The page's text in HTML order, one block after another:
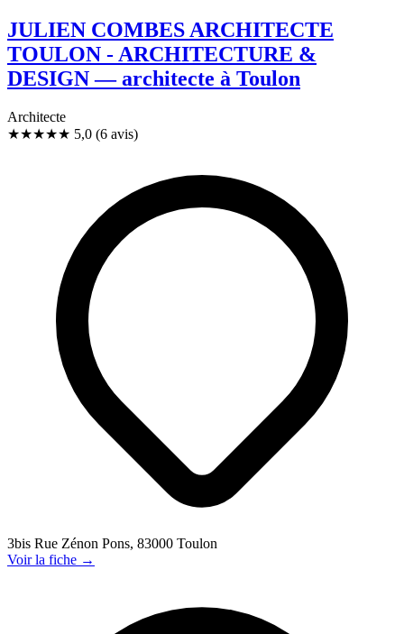
JULIEN COMBES ARCHITECTE
TOULON - ARCHITECTURE &
DESIGN — architecte à Toulon
Architecte
★★★★★ 5,0 (6 avis)
3bis Rue Zénon Pons, 83000 Toulon
Voir la fiche →